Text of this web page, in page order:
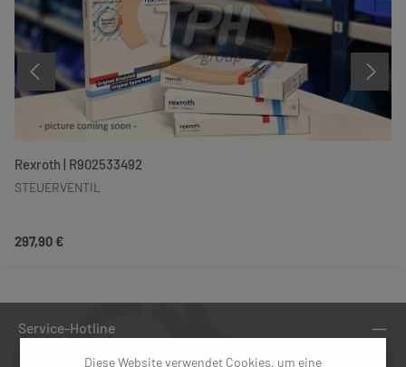
Rexroth | R902533492
STEUERVENTIL
Regulärer Preis:
297,90 €
Service-Hotline
Diese Website verwendet Cookies, um eine